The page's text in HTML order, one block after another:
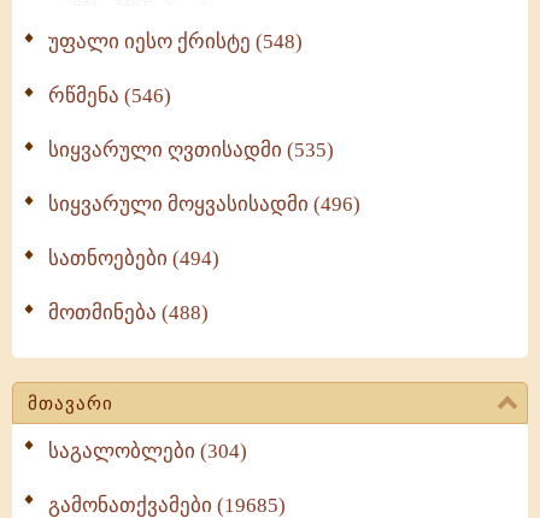
უფალი იესო ქრისტე (548)
რწმენა (546)
სიყვარული ღვთისადმი (535)
სიყვარული მოყვასისადმი (496)
სათნოებები (494)
მოთმინება (488)
მთავარი
საგალობლები (304)
გამონათქვამები (19685)